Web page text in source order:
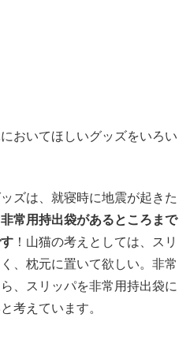
おいてほしいグッズをいろい
ズは、就寝時に地震が起きた
非常用持出袋があるところまで
！山猫の考えとしては、スリ
、枕元に置いて欲しい。非常
、スリッパを非常用持出袋に
考えています。